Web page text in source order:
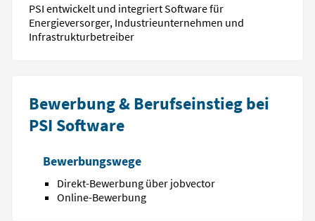
PSI entwickelt und integriert Software für
Energieversorger, Industrieunternehmen und
Infrastrukturbetreiber
Bewerbung & Berufseinstieg bei
PSI Software
Bewerbungswege
Direkt-Bewerbung über jobvector
Online-Bewerbung